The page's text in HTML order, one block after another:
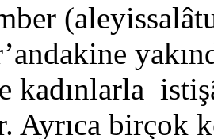
kadınlarla
Ayrıca birçok